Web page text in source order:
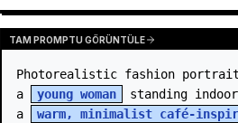
TAM PROMPTU GÖRÜNTÜLE
Photorealistic fashion
a
young woman
standing
a
warm, minimalist café-